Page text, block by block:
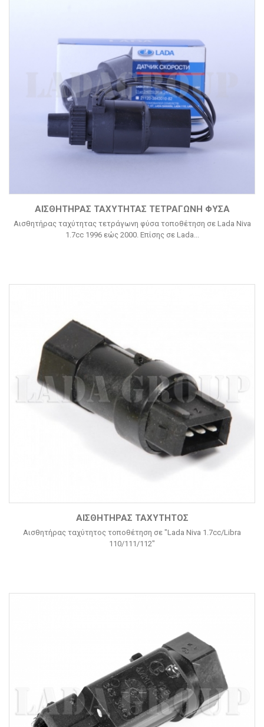
ΑΙΣΘΗΤΉΡΑΣ ΤΑΧΎΤΗΤΑΣ ΤΕΤΡΆΓΩΝΗ ΦΎΣΑ
Αισθητήρας ταχύτητας τετράγωνη φύσα τοποθέτηση σε Lada Niva
1.7cc 1996 εώς 2000. Επίσης σε Lada...
ΑΙΣΘΗΤΉΡΑΣ ΤΑΧΎΤΗΤΟΣ
Αισθητήρας ταχύτητος τοποθέτηση σε "Lada Niva 1.7cc/Libra
110/111/112"